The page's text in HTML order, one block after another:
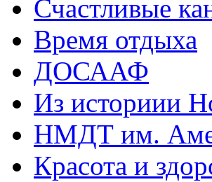
Счастливые
Время отдыха
ДОСААФ
Из историии
НМДТ им.
Красота и